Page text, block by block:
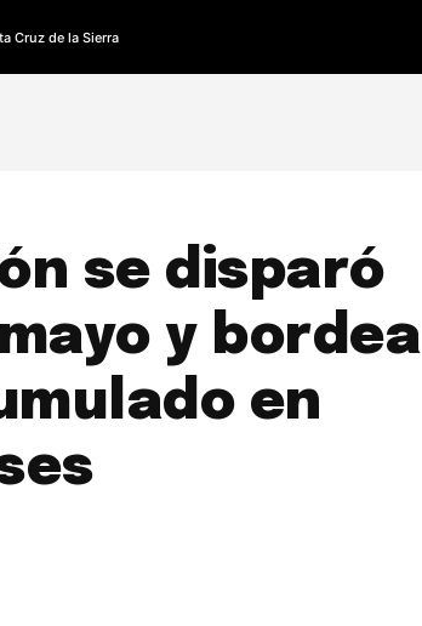
Cruz de la Sierra
se disparó
y bordea
en